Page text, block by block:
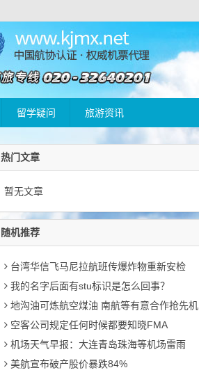
留学疑问 旅游资讯
热门文章
暂无文章
随机推荐
台湾华信飞马尼拉航班传爆炸物重新安检
我的名字后面有stu标识是怎么回事？
地沟油可炼航空煤油 南航等有意合作抢先机
空客公司规定任何时候都要知晓FMA
机场天气早报：大连青岛珠海等机场雷雨
美航宣布破产股价暴跌84%